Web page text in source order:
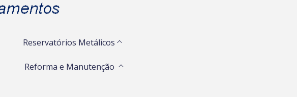
Reservatórios Metálicos
Reforma e Manutenção